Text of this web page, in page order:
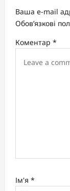
a
t
i
Ваша e-mail
Обов’язкові
Коментар *
Ім'я *